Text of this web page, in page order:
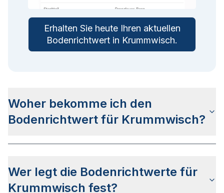
Erhalten Sie heute Ihren aktuellen
Bodenrichtwert in Krummwisch.
Woher bekomme ich den
Bodenrichtwert für Krummwisch?
und Stadtteilseiten. Alternativ können Sie bei
BORIS Schleswig-Holstein
Wer legt die Bodenrichtwerte für
Krummwisch fest?